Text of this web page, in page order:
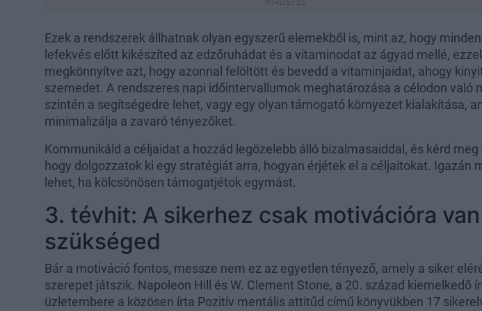
Ezek a rendszerek állhatnak olyan egyszerű elemekből is, mint az, hogy
lefekvés előtt kikészíted az edzőruhádat és a vitaminodat az ágyad mellé, ezzel
megkönnyítve azt, hogy azonnal felöltött és bevedd a vitaminjaidat, ahogy
szemedet. A rendszeres napi időintervallumok meghatározása a célodon való
szintén a segítségedre lehet, vagy egy olyan támogató környezet kialakítása,
minimalizálja a zavaró tényezőket.
Kommunikáld a céljaidat a hozzád legözelebb álló bizalmasaiddal, és kérd meg
hogy dolgozzatok ki egy stratégiát arra, hogyan érjétek el a céljaitokat. Igazán
lehet, ha kölcsönösen támogatjétok egymást.
3. tévhit: A sikerhez csak motivációra van
szükséged
Bár a motiváció fontos, messze nem ez az egyetlen tényező, amely a siker
szerepet játszik. Napoleon Hill és W. Clement Stone, a 20. század kiemelkedő
üzletembere a közösen írta Pozitív mentális attitűd című könyvükben 17